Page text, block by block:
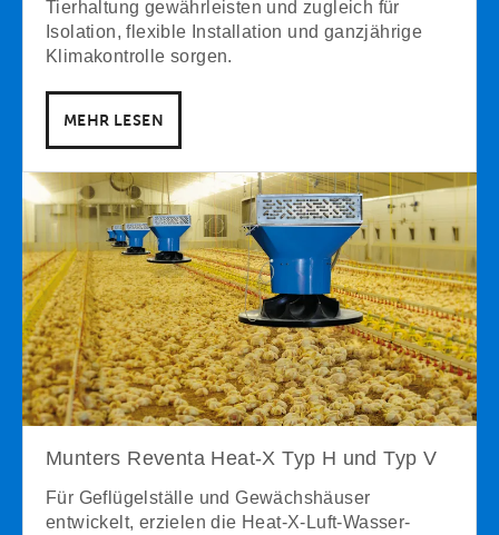
Tierhaltung gewährleisten und zugleich für
Isolation, flexible Installation und ganzjährige
Klimakontrolle sorgen.
MEHR LESEN
Munters Reventa Heat-X Typ H und Typ V
Für Geflügelställe und Gewächshäuser
entwickelt, erzielen die Heat-X-Luft-Wasser-